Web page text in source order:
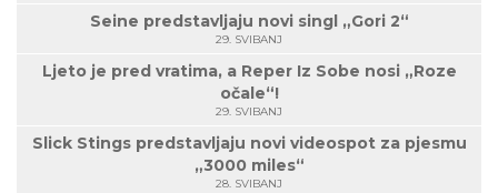
Seine predstavljaju novi singl „Gori 2“
29. SVIBANJ
Ljeto je pred vratima, a Reper Iz Sobe nosi „Roze
očale“!
29. SVIBANJ
Slick Stings predstavljaju novi videospot za pjesmu
„3000 miles“
28. SVIBANJ